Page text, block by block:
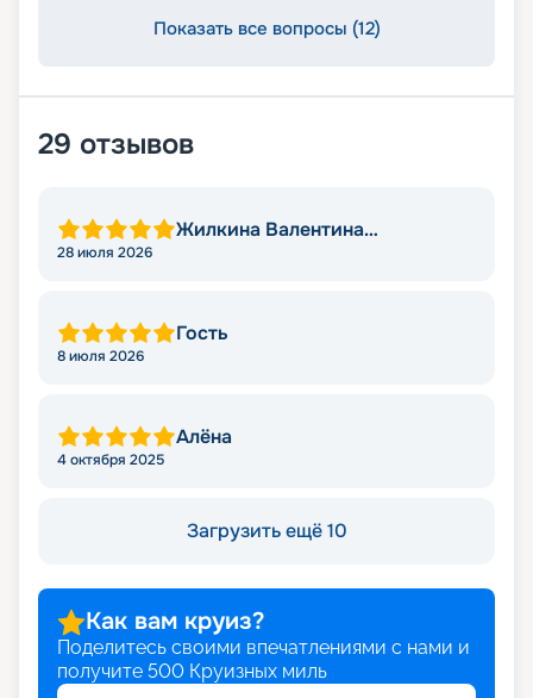
Показать все вопросы (12)
29 отзывов
Жилкина Валентина
28 июля 2026
Гость
8 июля 2026
Алёна
4 октября 2025
Загрузить ещё 10
Как вам круиз?
Поделитесь своими впечатлениями с нами и
получите 500 Круизных миль